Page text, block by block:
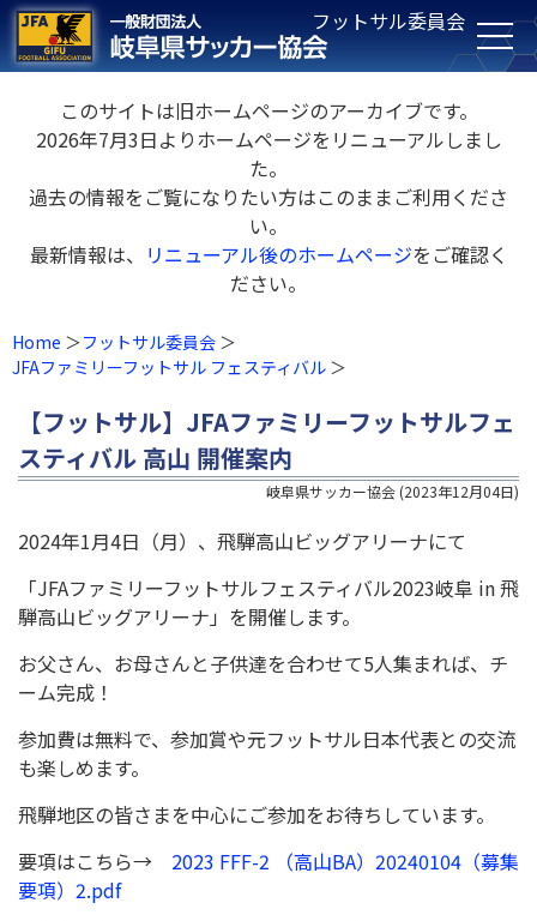
フットサル委員会
このサイトは旧ホームページのアーカイブです。
2026年7月3日よりホームページをリニューアルしまし
た。
過去の情報をご覧になりたい方はこのままご利用くださ
い。
最新情報は、 リニューアル後のホームページをご確認く
ださい。
Home
フットサル委員会
JFAファミリーフットサル フェスティバル
【フットサル】JFAファミリーフットサルフェ
スティバル 高山 開催案内
岐阜県サッカー協会 (2023年12月04日)
2024年1月4日（月）、飛騨高山ビッグアリーナにて
「JFAファミリーフットサルフェスティバル2023岐阜 in 飛
騨高山ビッグアリーナ」を開催します。
お父さん、お母さんと子供達を合わせて5人集まれば、チ
ーム完成！
参加費は無料で、参加賞や元フットサル日本代表との交流
も楽しめます。
飛騨地区の皆さまを中心にご参加をお待ちしています。
要項はこちら→ 2023 FFF-2 （高山BA）20240104（募集
要項）2.pdf